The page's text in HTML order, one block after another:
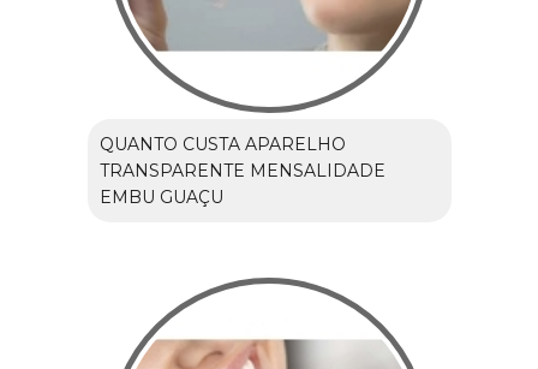
QUANTO CUSTA APARELHO
TRANSPARENTE MENSALIDADE
EMBU GUAÇU